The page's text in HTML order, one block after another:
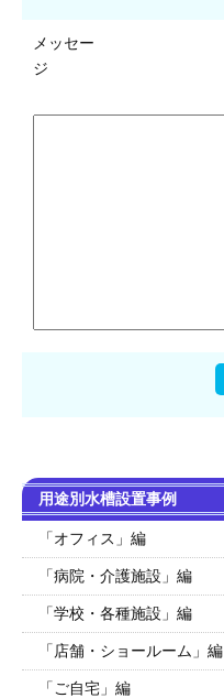
メッセー
ジ
用途別水槽設置事例
「オフィス」編
「病院・介護施設」編
「学校・各種施設」編
「店舗・ショールーム」編
「ご自宅」編